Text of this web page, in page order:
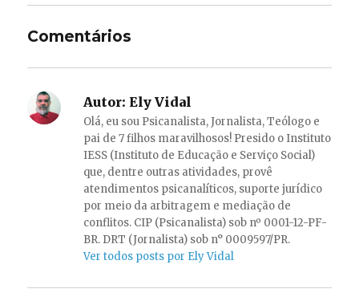
Comentários
Autor: Ely Vidal
Olá, eu sou Psicanalista, Jornalista, Teólogo e
pai de 7 filhos maravilhosos! Presido o Instituto
IESS (Instituto de Educação e Serviço Social)
que, dentre outras atividades, provê
atendimentos psicanalíticos, suporte jurídico
por meio da arbitragem e mediação de
conflitos. CIP (Psicanalista) sob nº 0001-12-PF-
BR. DRT (Jornalista) sob n° 0009597/PR.
Ver todos posts por Ely Vidal